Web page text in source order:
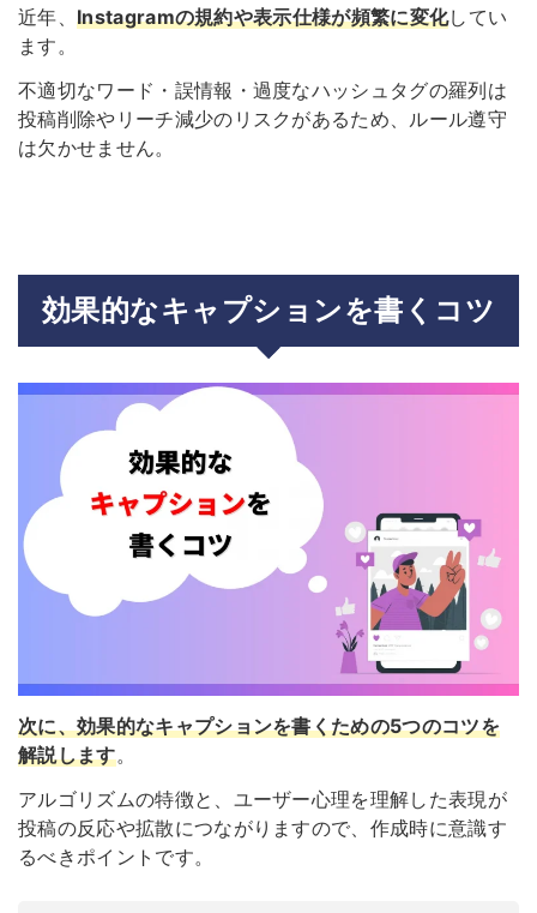
近年、 Instagramの規約や表示仕様が頻繁に変化してい
ます。
不適切なワード・誤情報・過度なハッシュタグの羅列は
投稿削除やリーチ減少のリスクがあるため、ルール遵守
は欠かせません。
効果的なキャプションを書くコツ
次に、効果的なキャプションを書くための5つのコツを
解説します。
アルゴリズムの特徴と、ユーザー心理を理解した表現が
投稿の反応や拡散につながりますので、作成時に意識す
るべきポイントです。